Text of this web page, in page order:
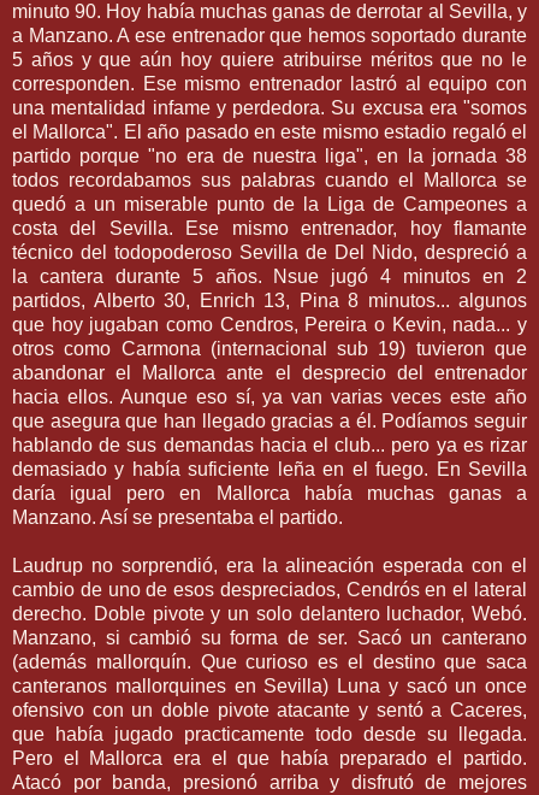
minuto 90. Hoy había muchas ganas de derrotar al Sevilla, y
a Manzano. A ese entrenador que hemos soportado durante
5 años y que aún hoy quiere atribuirse méritos que no le
corresponden. Ese mismo entrenador lastró al equipo con
una mentalidad infame y perdedora. Su excusa era "somos
el Mallorca". El año pasado en este mismo estadio regaló el
partido porque "no era de nuestra liga", en la jornada 38
todos recordabamos sus palabras cuando el Mallorca se
quedó a un miserable punto de la Liga de Campeones a
costa del Sevilla. Ese mismo entrenador, hoy flamante
técnico del todopoderoso Sevilla de Del Nido, despreció a
la cantera durante 5 años. Nsue jugó 4 minutos en 2
partidos, Alberto 30, Enrich 13, Pina 8 minutos... algunos
que hoy jugaban como Cendros, Pereira o Kevin, nada... y
otros como Carmona (internacional sub 19) tuvieron que
abandonar el Mallorca ante el desprecio del entrenador
hacia ellos. Aunque eso sí, ya van varias veces este año
que asegura que han llegado gracias a él. Podíamos seguir
hablando de sus demandas hacia el club... pero ya es rizar
demasiado y había suficiente leña en el fuego. En Sevilla
daría igual pero en Mallorca había muchas ganas a
Manzano. Así se presentaba el partido.
Laudrup no sorprendió, era la alineación esperada con el
cambio de uno de esos despreciados, Cendrós en el lateral
derecho. Doble pivote y un solo delantero luchador, Webó.
Manzano, si cambió su forma de ser. Sacó un canterano
(además mallorquín. Que curioso es el destino que saca
canteranos mallorquines en Sevilla) Luna y sacó un once
ofensivo con un doble pivote atacante y sentó a Caceres,
que había jugado practicamente todo desde su llegada.
Pero el Mallorca era el que había preparado el partido.
Atacó por banda, presionó arriba y disfrutó de mejores